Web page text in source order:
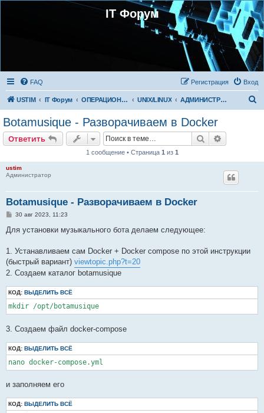
IT Форум
FAQ Вход
Регистрация
USTIM IT Форум ОПЕРАЦИОННЫЕ СИСТЕМЫ UNIX/LINUX АДМИНИСТРИРОВАНИЕ LINUX
Botamusique - Разворачиваем в Docker
Ответить Поиск
1 сообщение • Страница 1 из 1
ustim
Администратор
Botamusique - Разворачиваем в Docker
С
о
е
и
е
30 авг 2023, 11:23
Для установки музыкального бота делаем следующее:
1. Устанавливаем сам Docker + Docker compose по этой инструкции
(быстрый вариант) viewtopic.php?t=20
2. Создаем каталог botamusique
КОД: ВЫДЕЛИТЬ ВСЁ
mkdir /opt/botamusique
3. Создаем файл docker-compose
КОД: ВЫДЕЛИТЬ ВСЁ
nano docker-compose.yml
и заполняем его
КОД: ВЫДЕЛИТЬ ВСЁ